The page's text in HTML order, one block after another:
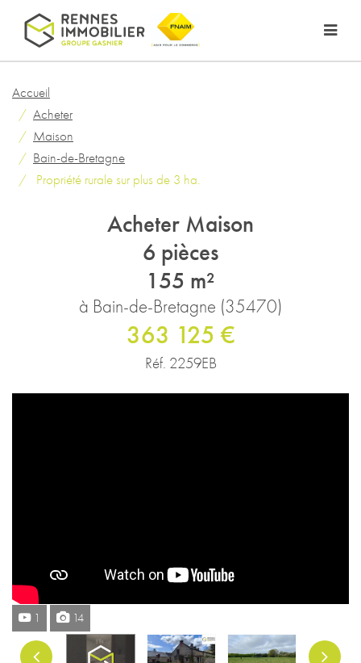
Accueil
Acheter
Maison
Bain-de-Bretagne
Propriété rurale sur plus de 3 ha.
Acheter Maison
6 pièces
155 m²
à Bain-de-Bretagne (35470)
363 125 €
Réf. 2259EB
1 14